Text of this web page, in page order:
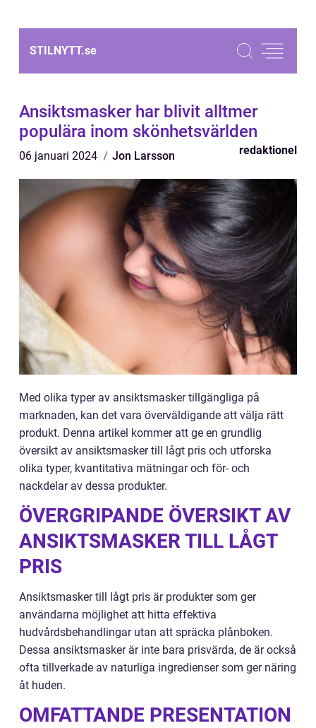
STILNYTT.se
Ansiktsmasker har blivit alltmer
populära inom skönhetsvärlden
06 januari 2024 Jon Larsson redaktionel
Med olika typer av ansiktsmasker tillgängliga på
marknaden, kan det vara överväldigande att välja rätt
produkt. Denna artikel kommer att ge en grundlig
översikt av ansiktsmasker till lågt pris och utforska
olika typer, kvantitativa mätningar och för- och
nackdelar av dessa produkter.
ÖVERGRIPANDE ÖVERSIKT AV
ANSIKTSMASKER TILL LÅGT
PRIS
Ansiktsmasker till lågt pris är produkter som ger
användarna möjlighet att hitta effektiva
hudvårdsbehandlingar utan att spräcka plånboken.
Dessa ansiktsmasker är inte bara prisvärda, de är också
ofta tillverkade av naturliga ingredienser som ger näring
åt huden.
OMFATTANDE PRESENTATION